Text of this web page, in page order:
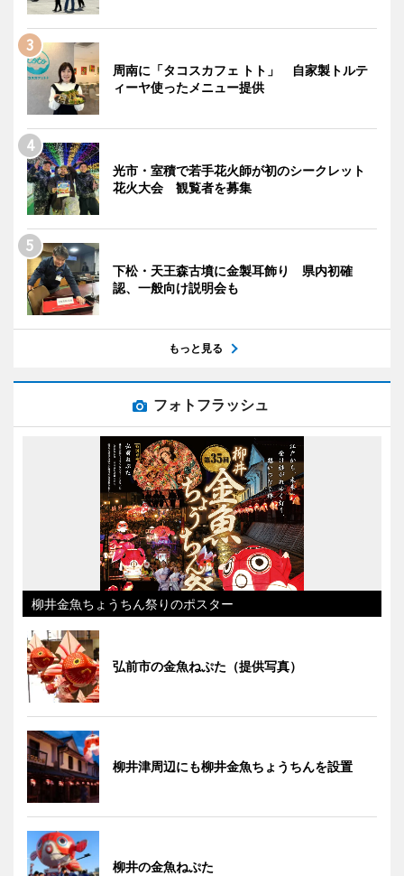
周南に「タコスカフェ トト」 自家製トルテ
ィーヤ使ったメニュー提供
光市・室積で若手花火師が初のシークレット
花火大会 観覧者を募集
下松・天王森古墳に金製耳飾り 県内初確
認、一般向け説明会も
もっと見る
フォトフラッシュ
柳井金魚ちょうちん祭りのポスター
弘前市の金魚ねぷた（提供写真）
柳井津周辺にも柳井金魚ちょうちんを設置
柳井の金魚ねぷた